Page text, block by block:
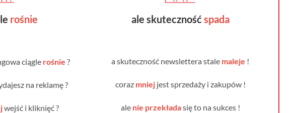
rośnie
ciągle rośnie ?
na reklamę ?
wejść i kliknięć ?
ale skuteczność spada
a skuteczność newslettera stale maleje !
coraz mniej jest sprzedaży i zakupów !
ale nie przekładasię to na sukces !